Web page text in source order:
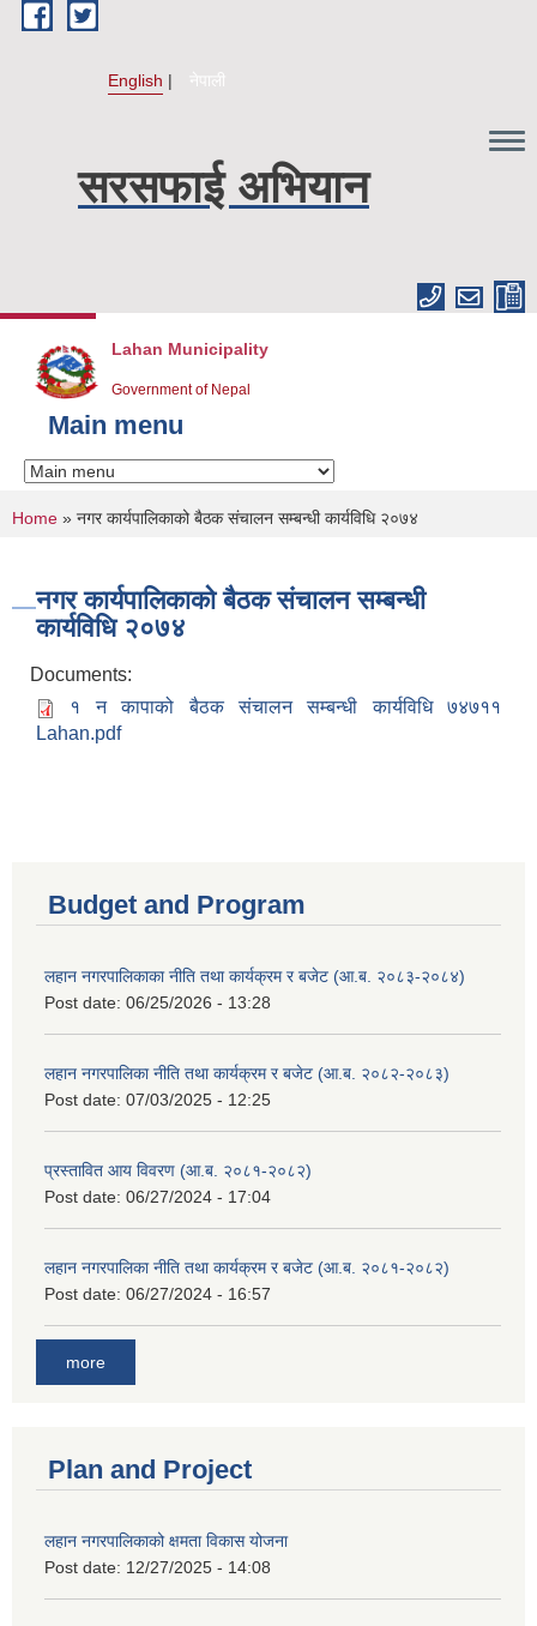
Skip to main content
English नेपाली
सरसफाई अभियान
Lahan Municipality
Government of Nepal
Main menu
You are here
Home » नगर कार्यपालिकाको बैठक संचालन सम्बन्धी कार्यविधि २०७४
नगर कार्यपालिकाको बैठक संचालन सम्बन्धी
कार्यविधि २०७४
Documents:
१ न कापाको बैठक संचालन सम्बन्धी कार्यविधि ७४७११
Lahan.pdf
Budget and Program
लहान नगरपालिकाका नीति तथा कार्यक्रम र बजेट (आ.ब. २०८३-२०८४)
Post date: 06/25/2026 - 13:28
लहान नगरपालिका नीति तथा कार्यक्रम र बजेट (आ.ब. २०८२-२०८३)
Post date: 07/03/2025 - 12:25
प्रस्तावित आय विवरण (आ.ब. २०८१-२०८२)
Post date: 06/27/2024 - 17:04
लहान नगरपालिका नीति तथा कार्यक्रम र बजेट (आ.ब. २०८१-२०८२)
Post date: 06/27/2024 - 16:57
more
Plan and Project
लहान नगरपालिकाको क्षमता विकास योजना
Post date: 12/27/2025 - 14:08